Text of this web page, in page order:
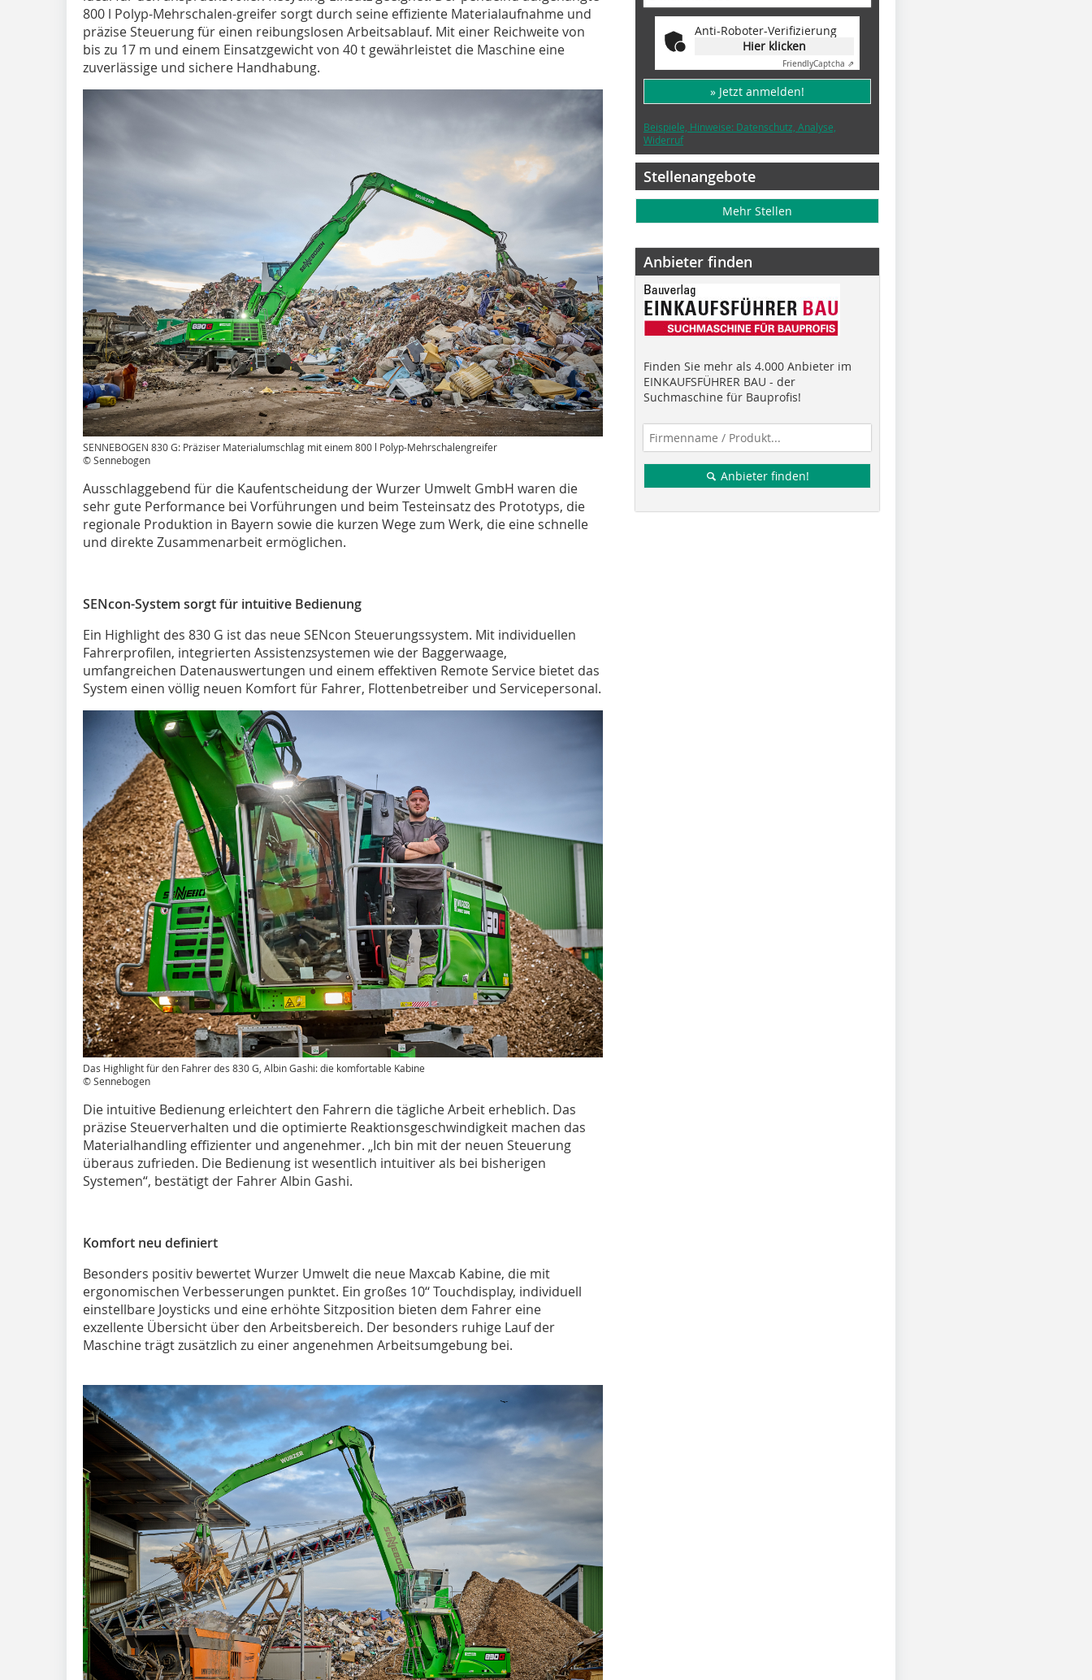
800 l Polyp-Mehrschalen-greifer sorgt durch seine effiziente Materialaufnahme und
präzise Steuerung für einen reibungslosen Arbeitsablauf. Mit einer Reichweite von
bis zu 17 m und einem Einsatzgewicht von 40 t gewährleistet die Maschine eine
zuverlässige und sichere Handhabung.
SENNEBOGEN 830 G: Präziser Materialumschlag mit einem 800 l Polyp-Mehrschalengreifer
© Sennebogen
Ausschlaggebend für die Kaufentscheidung der Wurzer Umwelt GmbH waren die
sehr gute Performance bei Vorführungen und beim Testeinsatz des Prototyps, die
regionale Produktion in Bayern sowie die kurzen Wege zum Werk, die eine schnelle
und direkte Zusammenarbeit ermöglichen.
SENcon-System sorgt für intuitive Bedienung
Ein Highlight des 830 G ist das neue SENcon Steuerungssystem. Mit individuellen
Fahrerprofilen, integrierten Assistenzsystemen wie der Baggerwaage,
umfangreichen Datenauswertungen und einem effektiven Remote Service bietet das
System einen völlig neuen Komfort für Fahrer, Flottenbetreiber und Servicepersonal.
Das Highlight für den Fahrer des 830 G, Albin Gashi: die komfortable Kabine
© Sennebogen
Die intuitive Bedienung erleichtert den Fahrern die tägliche Arbeit erheblich. Das
präzise Steuerverhalten und die optimierte Reaktionsgeschwindigkeit machen das
Materialhandling effizienter und angenehmer. „Ich bin mit der neuen Steuerung
überaus zufrieden. Die Bedienung ist wesentlich intuitiver als bei bisherigen
Systemen“, bestätigt der Fahrer Albin Gashi.
Komfort neu definiert
Besonders positiv bewertet Wurzer Umwelt die neue Maxcab Kabine, die mit
ergonomischen Verbesserungen punktet. Ein großes 10‘‘ Touchdisplay, individuell
einstellbare Joysticks und eine erhöhte Sitzposition bieten dem Fahrer eine
exzellente Übersicht über den Arbeitsbereich. Der besonders ruhige Lauf der
Maschine trägt zusätzlich zu einer angenehmen Arbeitsumgebung bei.
Anti-Roboter-Verifizierung
Hier klicken
FriendlyCaptcha ⇗
» Jetzt anmelden!
Beispiele, Hinweise: Datenschutz, Analyse,
Widerruf
Stellenangebote
Mehr Stellen
Anbieter finden
Finden Sie mehr als 4.000 Anbieter im
EINKAUFSFÜHRER BAU - der
Suchmaschine für Bauprofis!
Anbieter finden!